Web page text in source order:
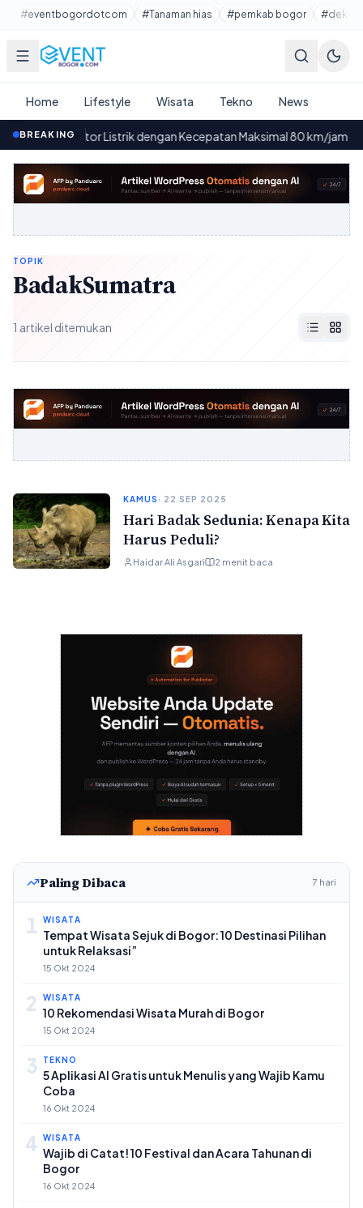
Lewati ke konten utama
#eventbogordotcom #Tanaman hias #pemkab bogor
Home Lifestyle Wisata Tekno News
BREAKING
00.437 Motor Listrik dengan Kecepatan Maksimal 80 km/jam
TOPIK
BadakSumatra
1 artikel ditemukan
KAMUS· 22 SEP 2025
Hari Badak Sedunia: Kenapa Kita
Harus Peduli?
Haidar Ali Asgari 2 menit baca
Paling Dibaca 7 hari
1 WISATA
Tempat Wisata Sejuk di Bogor: 10 Destinasi Pilihan
untuk Relaksasi”
15 Okt 2024
2 WISATA
10 Rekomendasi Wisata Murah di Bogor
15 Okt 2024
3 TEKNO
5 Aplikasi AI Gratis untuk Menulis yang Wajib Kamu
Coba
16 Okt 2024
4 WISATA
Wajib di Catat! 10 Festival dan Acara Tahunan di
Bogor
16 Okt 2024